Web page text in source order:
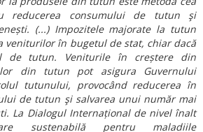
reducerea consumului de tutun şi
(...) Impozitele majorate la tutun
veniturilor în bugetul de stat, chiar dacă
de tutun. Veniturile în creștere din
din tutun pot asigura Guvernului
tutunului, provocând reducerea în
de tutun şi salvarea unui număr mai
La Dialogul Internațional de nivel înalt
sustenabilă pentru maladiile